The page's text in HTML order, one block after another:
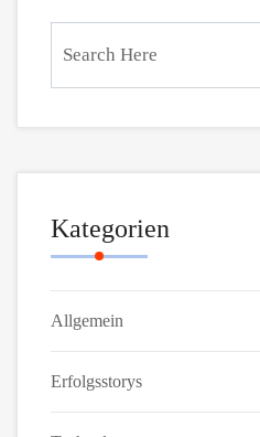
Kategorien
Allgemein
Erfolgsstorys